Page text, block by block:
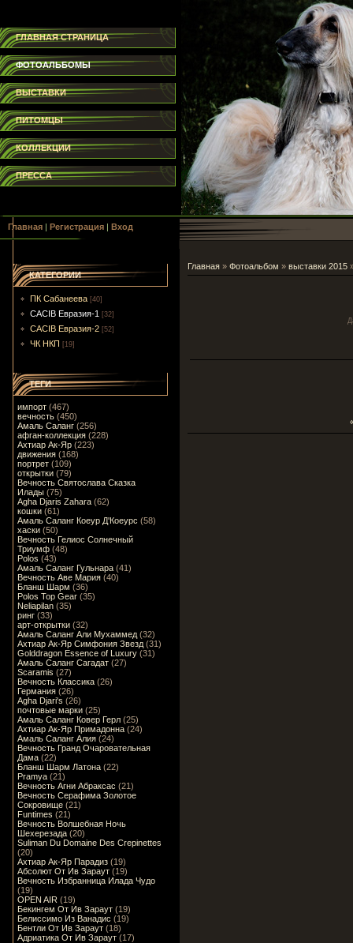
ГЛАВНАЯ СТРАНИЦА
ФОТОАЛЬБОМЫ
ВЫСТАВКИ
ПИТОМЦЫ
КОЛЛЕКЦИИ
ПРЕССА
Главная | Регистрация | Вход
КАТЕГОРИИ
ПК Сабанеева [40]
CACIB Евразия-1 [32]
CACIB Евразия-2 [52]
ЧК НКП [19]
ТЕГИ
импорт (467)
вечность (450)
Амаль Саланг (256)
афган-коллекция (228)
Ахтиар Ак-Яр (223)
движения (168)
портрет (109)
открытки (79)
Вечность Святослава Сказка
Илады (75)
Agha Djaris Zahara (62)
кошки (61)
Амаль Саланг Коеур Д'Коеурс (58)
хаски (50)
Вечность Гелиос Солнечный
Триумф (48)
Polos (43)
Амаль Саланг Гульнара (41)
Вечность Аве Мария (40)
Бланш Шарм (36)
Polos Top Gear (35)
Neliapilan (35)
ринг (33)
арт-открытки (32)
Амаль Саланг Али Мухаммед (32)
Ахтиар Ак-Яр Симфония Звезд (31)
Golddragon Essence of Luxury (31)
Амаль Саланг Сагадат (27)
Scaramis (27)
Вечность Классика (26)
Германия (26)
Agha Djari's (26)
почтовые марки (25)
Амаль Саланг Ковер Герл (25)
Ахтиар Ак-Яр Примадонна (24)
Амаль Саланг Алия (24)
Вечность Гранд Очаровательная
Дама (22)
Бланш Шарм Латона (22)
Pramya (21)
Вечность Агни Абраксас (21)
Вечность Серафима Золотое
Сокровище (21)
Funtimes (21)
Вечность Волшебная Ночь
Шехерезада (20)
Suliman Du Domaine Des Crepinettes
(20)
Ахтиар Ак-Яр Парадиз (19)
Абсолют От Ив Зараут (19)
Вечность Избранница Илада Чудо
(19)
OPEN AIR (19)
Бекингем От Ив Зараут (19)
Белиссимо Из Ванадис (19)
Бентли От Ив Зараут (18)
Адриатика От Ив Зараут (17)
Главная » Фотоальбом » выставки 2015